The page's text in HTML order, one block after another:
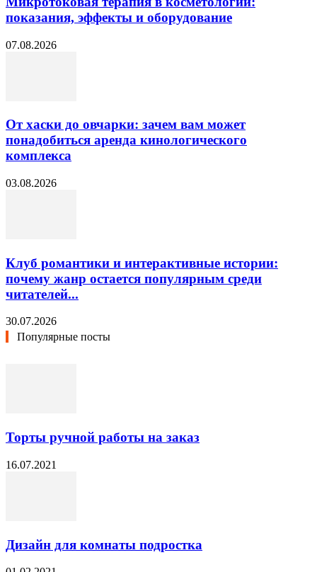
показания, эффекты и оборудование
07.08.2026
От хаски до овчарки: зачем вам может
понадобиться аренда кинологического
комплекса
03.08.2026
Клуб романтики и интерактивные истории:
почему жанр остается популярным среди
читателей...
30.07.2026
Популярные посты
Торты ручной работы на заказ
16.07.2021
Дизайн для комнаты подростка